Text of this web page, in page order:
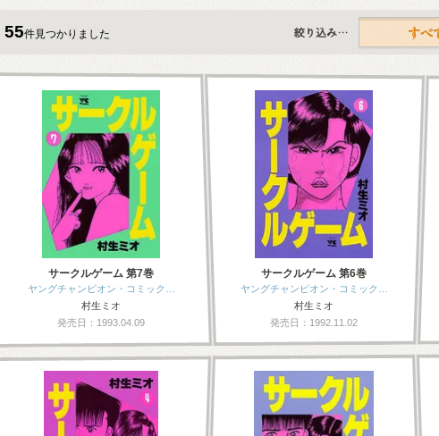
55件見つかりました
すべて
サークルゲーム 第7巻
ヤングチャンピオン・コミック…
村生ミオ
発売日：1993.04.09
サークルゲーム 第6巻
ヤングチャンピオン・コミック…
村生ミオ
発売日：1992.11.02